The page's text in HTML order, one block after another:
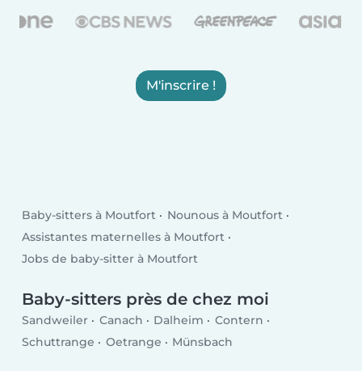
M'inscrire !
Baby-sitters à Moutfort
Nounous à Moutfort
Assistantes maternelles à Moutfort
Jobs de baby-sitter à Moutfort
Baby-sitters près de chez moi
Sandweiler Canach Dalheim
Contern
Schuttrange
Oetrange Münsbach